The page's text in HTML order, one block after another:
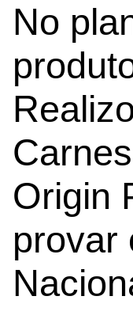
No
Origin
provar